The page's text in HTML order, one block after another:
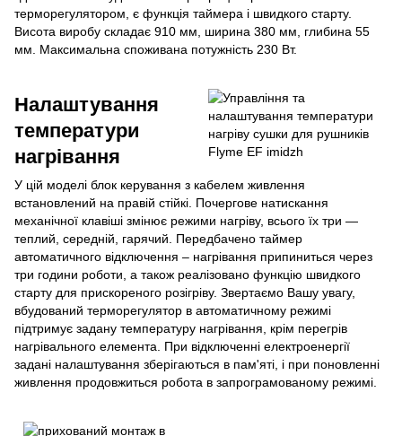
терморегулятором, є функція таймера і швидкого старту.
Висота виробу складає 910 мм, ширина 380 мм, глибина 55
мм. Максимальна споживана потужність 230 Вт.
Налаштування
температури
нагрівання
У цій моделі блок керування з кабелем живлення
встановлений на правій стійкі. Почергове натискання
механічної клавіші змінює режими нагріву, всього їх три —
теплий, середній, гарячий. Передбачено таймер
автоматичного відключення – нагрівання припиниться через
три години роботи, а також реалізовано функцію швидкого
старту для прискореного розігріву. Звертаємо Вашу увагу,
вбудований терморегулятор в автоматичному режимі
підтримує задану температуру нагрівання, крім перегрів
нагрівального елемента. При відключенні електроенергії
задані налаштування зберігаються в пам'яті, і при поновленні
живлення продовжиться робота в запрограмованому режимі.